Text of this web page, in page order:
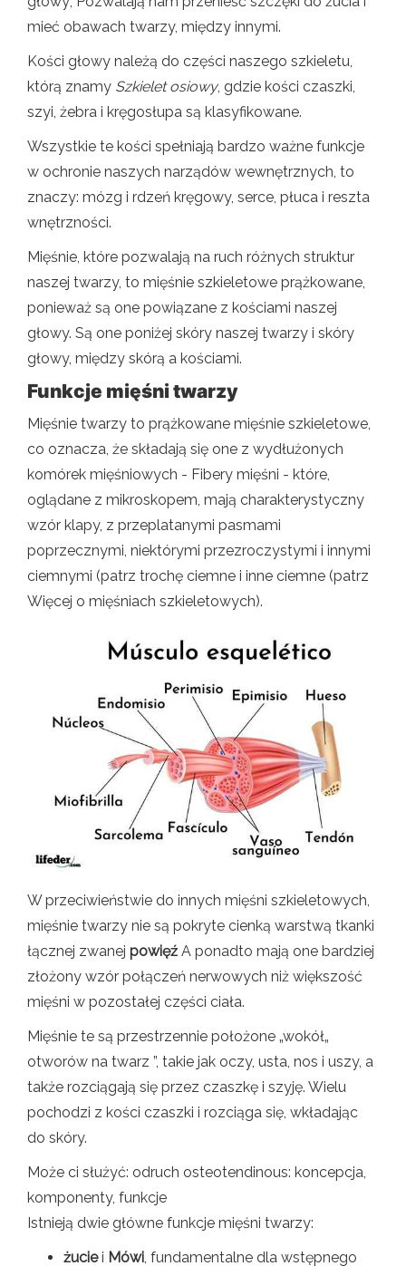
mieć obawach twarzy, między innymi.
Kości głowy należą do części naszego szkieletu,
którą znamy Szkielet osiowy, gdzie kości czaszki,
szyi, żebra i kręgosłupa są klasyfikowane.
Wszystkie te kości spełniają bardzo ważne funkcje
w ochronie naszych narządów wewnętrznych, to
znaczy: mózg i rdzeń kręgowy, serce, płuca i reszta
wnętrzności.
Mięśnie, które pozwalają na ruch różnych struktur
naszej twarzy, to mięśnie szkieletowe prążkowane,
ponieważ są one powiązane z kościami naszej
głowy. Są one poniżej skóry naszej twarzy i skóry
głowy, między skórą a kościami.
Funkcje mięśni twarzy
Mięśnie twarzy to prążkowane mięśnie szkieletowe,
co oznacza, że ​​składają się one z wydłużonych
komórek mięśniowych - Fibery mięśni - które,
oglądane z mikroskopem, mają charakterystyczny
wzór klapy, z przeplatanymi pasmami
poprzecznymi, niektórymi przezroczystymi i innymi
ciemnymi (patrz trochę ciemne i inne ciemne (patrz
Więcej o mięśniach szkieletowych).
W przeciwieństwie do innych mięśni szkieletowych,
mięśnie twarzy nie są pokryte cienką warstwą tkanki
łącznej zwanej powięź A ponadto mają one bardziej
złożony wzór połączeń nerwowych niż większość
mięśni w pozostałej części ciała.
Mięśnie te są przestrzennie położone „wokół„
otworów na twarz ”, takie jak oczy, usta, nos i uszy, a
także rozciągają się przez czaszkę i szyję. Wielu
pochodzi z kości czaszki i rozciąga się, wkładając
do skóry.
Może ci służyć: odruch osteotendinous: koncepcja,
komponenty, funkcje
Istnieją dwie główne funkcje mięśni twarzy:
żuciei Mówi , fundamentalne dla wstępnego